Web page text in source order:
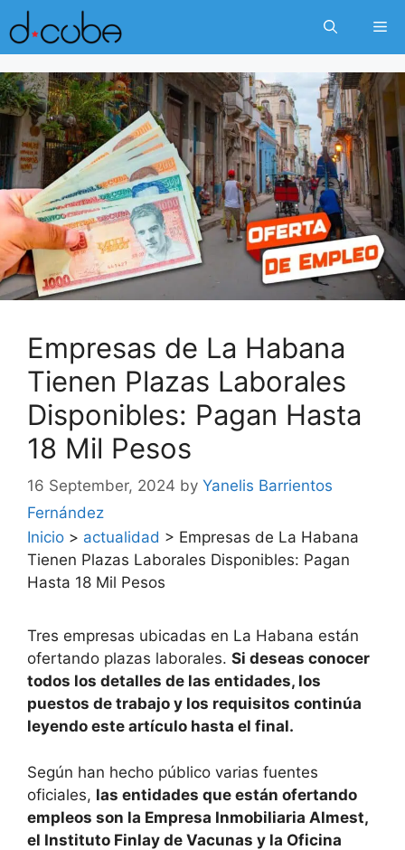
Skip
to
content
Empresas de La Habana
Tienen Plazas Laborales
Disponibles: Pagan Hasta
18 Mil Pesos
16 September, 2024 by Yanelis Barrientos
Fernández
Inicio > actualidad > Empresas de La Habana
Tienen Plazas Laborales Disponibles: Pagan
Hasta 18 Mil Pesos
Tres empresas ubicadas en La Habana están
ofertando plazas laborales. Si deseas conocer
todos los detalles de las entidades, los
puestos de trabajo y los requisitos continúa
leyendo este artículo hasta el final.
Según han hecho público varias fuentes
oficiales, las entidades que están ofertando
empleos son la Empresa Inmobiliaria Almest,
el Instituto Finlay de Vacunas y la Oficina